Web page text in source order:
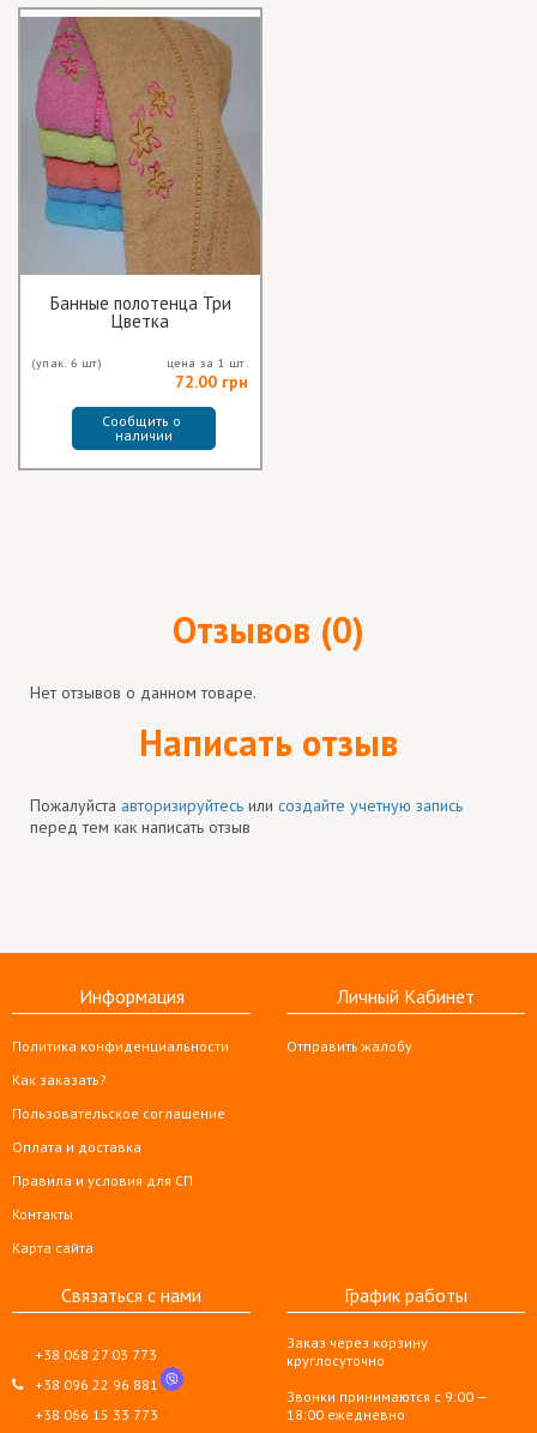
Банные полотенца Три
Цветка
(упак. 6 шт) цена за 1 шт.
72.00 грн
Сообщить о
наличии
Отзывов (0)
Нет отзывов о данном товаре.
Написать отзыв
Пожалуйста авторизируйтесь или создайте учетную запись
перед тем как написать отзыв
Информация
Политика конфиденциальности
Как заказать?
Пользовательское соглашение
Оплата и доставка
Правила и условия для СП
Контакты
Карта сайта
Личный Кабинет
Отправить жалобу
Связаться с нами
+38 068 27 03 773
+38 096 22 96 881
+38 066 15 33 773
График работы
Заказ через корзину
круглосуточно
Звонки принимаются с 9:00 —
18:00 ежедневно